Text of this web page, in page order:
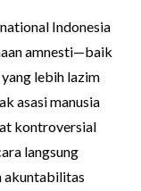
Indonesia
amnesti—baik
lebih lazim
asasi manusia
kontroversial
langsung
akuntabilitas